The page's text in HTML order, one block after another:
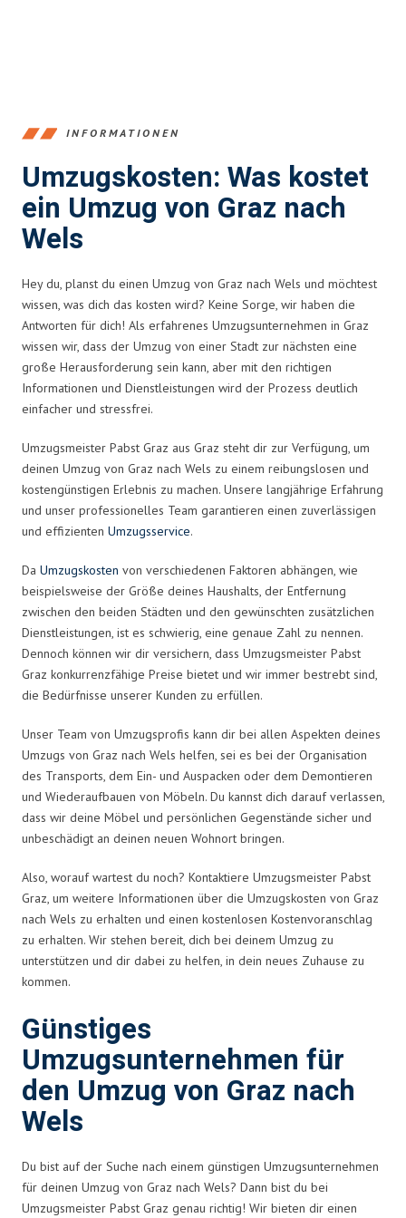
INFORMATIONEN
Umzugskosten: Was kostet
ein Umzug von Graz nach
Wels
Hey du, planst du einen Umzug von Graz nach Wels und möchtest
wissen, was dich das kosten wird? Keine Sorge, wir haben die
Antworten für dich! Als erfahrenes Umzugsunternehmen in Graz
wissen wir, dass der Umzug von einer Stadt zur nächsten eine
große Herausforderung sein kann, aber mit den richtigen
Informationen und Dienstleistungen wird der Prozess deutlich
einfacher und stressfrei.
Umzugsmeister Pabst Graz aus Graz steht dir zur Verfügung, um
deinen Umzug von Graz nach Wels zu einem reibungslosen und
kostengünstigen Erlebnis zu machen. Unsere langjährige Erfahrung
und unser professionelles Team garantieren einen zuverlässigen
und effizienten Umzugsservice.
Da Umzugskosten von verschiedenen Faktoren abhängen, wie
beispielsweise der Größe deines Haushalts, der Entfernung
zwischen den beiden Städten und den gewünschten zusätzlichen
Dienstleistungen, ist es schwierig, eine genaue Zahl zu nennen.
Dennoch können wir dir versichern, dass Umzugsmeister Pabst
Graz konkurrenzfähige Preise bietet und wir immer bestrebt sind,
die Bedürfnisse unserer Kunden zu erfüllen.
Unser Team von Umzugsprofis kann dir bei allen Aspekten deines
Umzugs von Graz nach Wels helfen, sei es bei der Organisation
des Transports, dem Ein- und Auspacken oder dem Demontieren
und Wiederaufbauen von Möbeln. Du kannst dich darauf verlassen,
dass wir deine Möbel und persönlichen Gegenstände sicher und
unbeschädigt an deinen neuen Wohnort bringen.
Also, worauf wartest du noch? Kontaktiere Umzugsmeister Pabst
Graz, um weitere Informationen über die Umzugskosten von Graz
nach Wels zu erhalten und einen kostenlosen Kostenvoranschlag
zu erhalten. Wir stehen bereit, dich bei deinem Umzug zu
unterstützen und dir dabei zu helfen, in dein neues Zuhause zu
kommen.
Günstiges
Umzugsunternehmen für
den Umzug von Graz nach
Wels
Du bist auf der Suche nach einem günstigen Umzugsunternehmen
für deinen Umzug von Graz nach Wels? Dann bist du bei
Umzugsmeister Pabst Graz genau richtig! Wir bieten dir einen